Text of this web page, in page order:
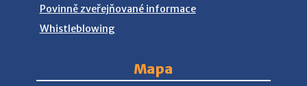
Povinně zveřejňované informace
Whistleblowing
Mapa